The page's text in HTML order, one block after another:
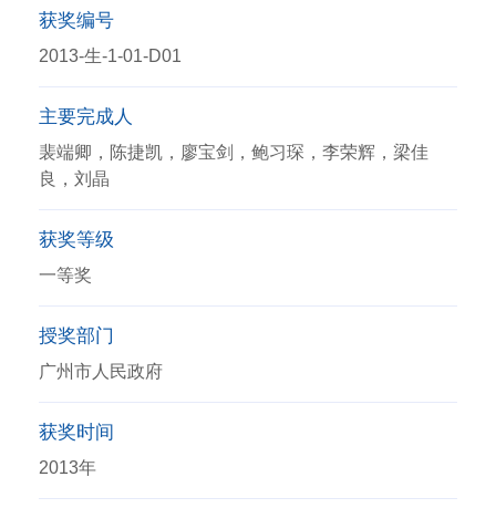
获奖编号
2013-生-1-01-D01
主要完成人
裴端卿，陈捷凯，廖宝剑，鲍习琛，李荣辉，梁佳
良，刘晶
获奖等级
一等奖
授奖部门
广州市人民政府
获奖时间
2013年